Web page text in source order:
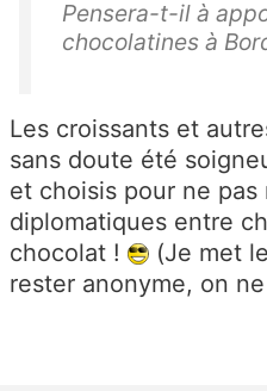
Pensera-t-il à
chocolatines à
Les croissants et
sans doute été
et choisis pour ne
diplomatiques entre
chocolat !
(Je met
rester anonyme, on